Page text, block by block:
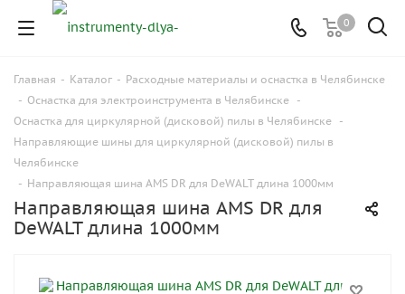
0
Главная - Каталог - Расходные материалы и оснастка в Челябинске
- Оснастка для электроинструмента в Челябинске -
Оснастка для циркулярной (дисковой) пилы в Челябинске -
Направляющие шины для циркулярной (дисковой) пилы в
Челябинске
- Направляющая шина AMS DR для DeWALT длина 1000мм
Направляющая шина AMS DR для
DeWALT длина 1000мм